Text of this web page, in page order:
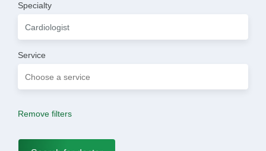
Specialty
Service
Remove filters